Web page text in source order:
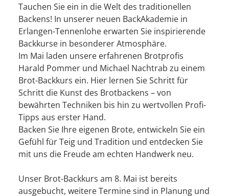
Tauchen Sie ein in die Welt des traditionellen
Backens! In unserer neuen BackAkademie in
Erlangen-Tennenlohe erwarten Sie inspirierende
Backkurse in besonderer Atmosphäre.
Im Mai laden unsere erfahrenen Brotprofis
Harald Pommer und Michael Nachtrab zu einem
Brot-Backkurs ein. Hier lernen Sie Schritt für
Schritt die Kunst des Brotbackens – von
bewährten Techniken bis hin zu wertvollen Profi-
Tipps aus erster Hand.
Backen Sie Ihre eigenen Brote, entwickeln Sie ein
Gefühl für Teig und Tradition und entdecken Sie
mit uns die Freude am echten Handwerk neu.
Unser Brot-Backkurs am 8. Mai ist bereits
ausgebucht, weitere Termine sind in Planung und